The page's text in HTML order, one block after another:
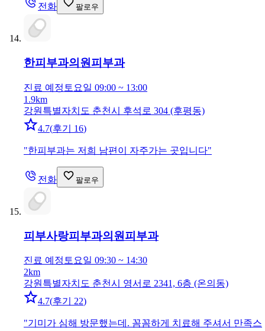
전화 팔로우
한피부과의원 피부과
진료 예정 토요일 09:00 ~ 13:00
1.9km
강원특별자치도 춘천시 후석로 304 (후평동)
4.7(후기 16)
"한피부과는 저희 남편이 자주가는 곳입니다"
전화 팔로우
피부사랑피부과의원 피부과
진료 예정 토요일 09:30 ~ 14:30
2km
강원특별자치도 춘천시 영서로 2341, 6층 (온의동)
4.7(후기 22)
"기미가 심해 방문했는데. 꼼꼼하게 치료해 주셔서 만족스